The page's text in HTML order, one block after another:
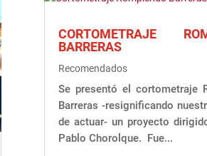
CORTOMETRAJE
BARRERAS
Recomendados
Se presentó el cortometraje
Barreras -resignificando
de actuar- un proyecto
Pablo Chorolque. Fue...